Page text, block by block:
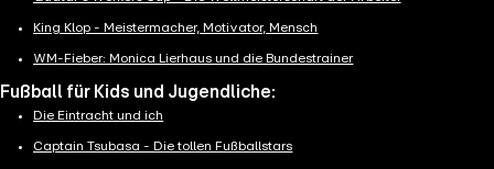
King Klop - Meistermacher, Motivator, Mensch
WM-Fieber: Monica Lierhaus und die Bundestrainer
Fußball für Kids und Jugendliche:
Die Eintracht und ich
Captain Tsubasa - Die tollen Fußballstars